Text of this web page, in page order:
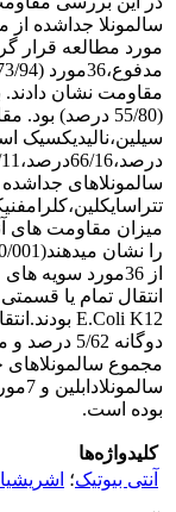
سالمونلا جداشده از
مقاومت نشان
(55/80 درصد)
سالمونلاهای
میزان مقاومت های
را نشان میدهند(p<0/001).
انتقال تمام یا
بوده است.
کلیدواژه‌ها
آنتی بیوتیک؛